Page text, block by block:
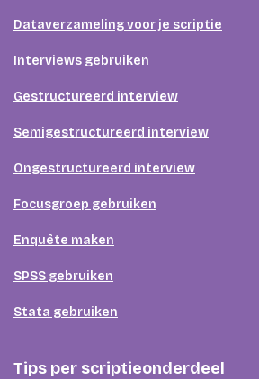
Dataverzameling voor je scriptie
Interviews gebruiken
Gestructureerd interview
Semigestructureerd interview
Ongestructureerd interview
Focusgroep gebruiken
Enquête maken
SPSS gebruiken
Stata gebruiken
Tips per scriptieonderdeel